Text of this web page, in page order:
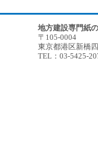
地方建設専門紙
〒105-0004
東京都港区新橋
TEL：03-5425-